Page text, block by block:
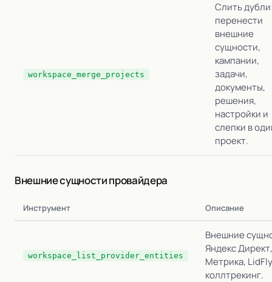
workspace_merge_projects
Слить
перенести
внешние
сущности,
кампании,
задачи,
документы,
решения,
настройки и
слепки в
проект.
Внешние сущности провайдера
Инструмент Описание
workspace_list_provider_entities
Внешние
Яндекс
Метрика,
коллтрекинг.